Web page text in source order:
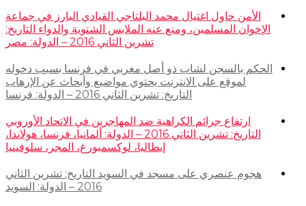
الأمن حاول اغتيال محمد البلتاجي القيادي البارز في جماعة
الإخوان المسلمين، ومنع عنه الملابس الشتوية والدواء التاريخ:
تشرين الثاني 2016 – الدولة: مصر
الحكم بالسجن لشاب ذو أصل مغربي في فرنسا بسبب دخوله
لموقع على الانترنت يحتوي مواضيع وأبحاث عن الإرهاب
التاريخ: تشرين الثاني 2016 – الدولة: فرنسا
ارتفاع جرائم الكراهية ضد المهاجرين في الاتحاد الأوروبي
التاريخ: تشرين الثاني 2016 – الدولة: ألمانيا، فرنسا، هولاندا،
إيطاليا، لوكسمبورغ، المجر، سلوفينيا
هجوم عنصري على مسجد في السويد التاريخ: تشرين الثاني
2016 – الدولة: السويد